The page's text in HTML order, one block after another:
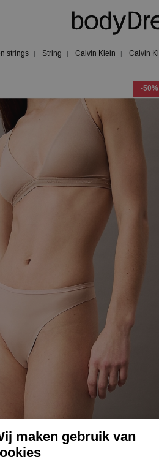
strings String Calvin Klein Calvin
-50%
maken gebruik van